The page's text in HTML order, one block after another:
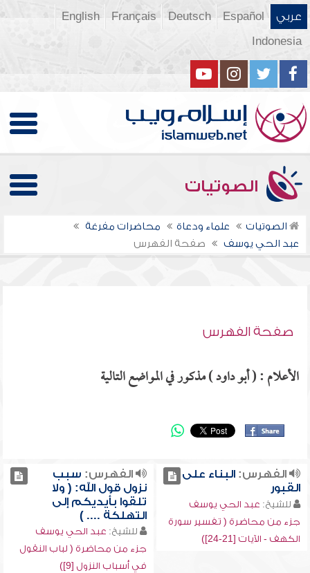
عربي Español
Deutsch
Français
English
Indonesia
الصوتيات
الصوتيات علماء ودعاة
محاضرات مفرغة
عبد الحي يوسف
صفحة الفهرس
صفحة الفهرس
الأعلام : ( أبو داود ) مذكور في المواضع التالية
الفهرس:البناء على
القبور
للشيخ: عبد الحي يوسف
جزء من محاضرة ( تفسير سورة
الكهف - الآيات [21-24])
الفهرس: سبب
نزول قول الله: ( ولا
تلقوا بأيديكم إلى
التهلكة .... )
للشيخ: عبد الحي يوسف
جزء من محاضرة ( لباب النقول
في أسباب النزول [9])